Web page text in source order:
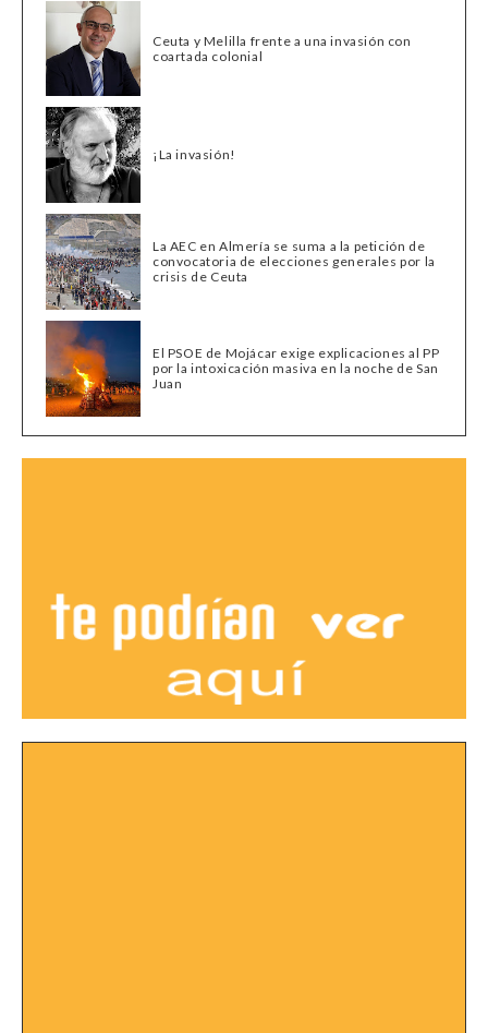
Ceuta y Melilla frente a una invasión con
coartada colonial
¡La invasión!
La AEC en Almería se suma a la petición de
convocatoria de elecciones generales por la
crisis de Ceuta
El PSOE de Mojácar exige explicaciones al PP
por la intoxicación masiva en la noche de San
Juan